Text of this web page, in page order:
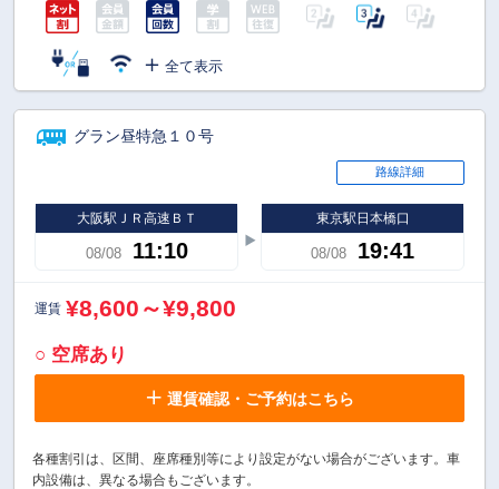
全て表示
グラン昼特急１０号
路線詳細
大阪駅ＪＲ高速ＢＴ
08/08 11:10
東京駅日本橋口
08/08 19:41
運賃 ¥8,600～¥9,800
○ 空席あり
運賃確認・ご予約はこちら
各種割引は、区間、座席種別等により設定がない場合がございます。車
内設備は、異なる場合もございます。